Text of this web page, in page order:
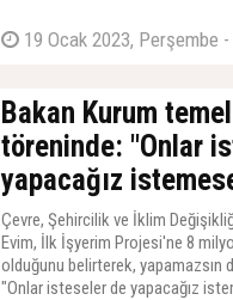
19 Ocak 2023, Perşembe -
Bakan Kurum
töreninde: "Onlar
yapacağız
Çevre, Şehircilik ve İklim
Evim, İlk İşyerim Projesi'ne 8
olduğunu belirterek, yapamazsın
"Onlar isteseler de yapacağız